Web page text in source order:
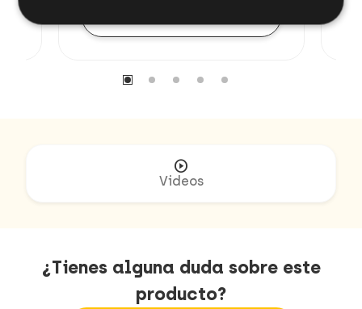
play_circle
Videos
¿Tienes alguna duda sobre este
producto?